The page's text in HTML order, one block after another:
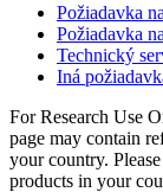
Požiadavka
Požiadavka
Technický
Iná
For Research Use
page may contain
your country.
products in your